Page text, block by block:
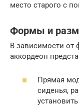
место старого с
Формы и
В зависимости
аккордеон
Прямая
сиденья,